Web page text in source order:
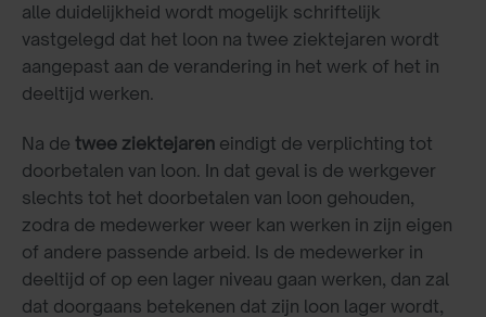
alle duidelijkheid wordt mogelijk schriftelijk
vastgelegd dat het loon na twee ziektejaren wordt
aangepast aan de verandering in het werk of het in
deeltijd werken.
Na de twee ziektejaren eindigt de verplichting tot
doorbetalen van loon. In dat geval is de werkgever
slechts tot het doorbetalen van loon gehouden,
zodra de medewerker weer kan werken in zijn eigen
of andere passende arbeid. Is de medewerker in
deeltijd of op een lager niveau gaan werken, dan zal
dat doorgaans betekenen dat zijn loon lager wordt,